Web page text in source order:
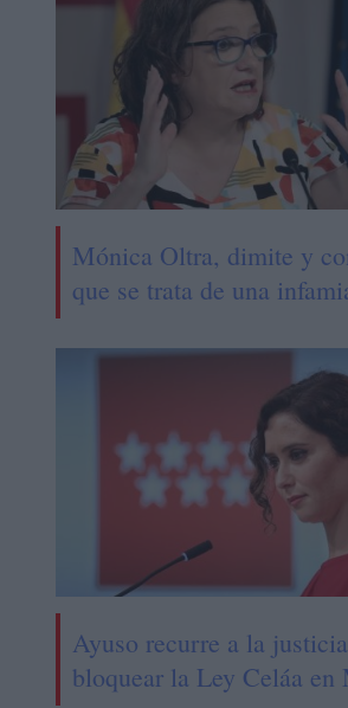
Mónica Oltra, dimite y
que se trata de una
Ayuso recurre a la
bloquear la Ley Celáa en